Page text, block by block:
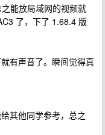
能放局域网的视频就
了，下了 1.68.4 版
有声音了。瞬间觉得真
其他同学参考，总之